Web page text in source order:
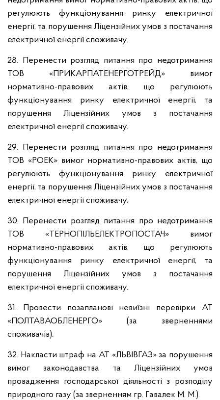
регулюють функціонування ринку електричної
енергії, та порушення Ліцензійних умов з постачання
електричної енергії споживачу.
28. Перенести розгляд питання про недотримання
ТОВ «ПРИКАРПАТЕНЕРГОТРЕЙД» вимог
нормативно-правових актів, що регулюють
функціонування ринку електричної енергії, та
порушення Ліцензійних умов з постачання
електричної енергії споживачу.
29. Перенести розгляд питання про недотримання
ТОВ «РОЕК» вимог нормативно-правових актів, що
регулюють функціонування ринку електричної
енергії, та порушення Ліцензійних умов з постачання
електричної енергії споживачу.
30. Перенести розгляд питання про недотримання
ТОВ «ТЕРНОПІЛЬЕЛЕКТРОПОСТАЧ» вимог
нормативно-правових актів, що регулюють
функціонування ринку електричної енергії, та
порушення Ліцензійних умов з постачання
електричної енергії споживачу.
31. Провести позапланові невиїзні перевірки АТ
«ПОЛТАВАОБЛЕНЕРГО» (за зверненнями
споживачів).
32. Накласти штраф на АТ «ЛЬВІВГАЗ» за порушення
вимог законодавства та Ліцензійних умов
провадження господарської діяльності з розподілу
природного газу (за зверненням гр. Гавалек М. М.).